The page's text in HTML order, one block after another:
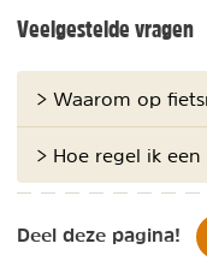
Veelgestelde vragen
> Waarom op
> Hoe regel ik
Deel deze pagina!